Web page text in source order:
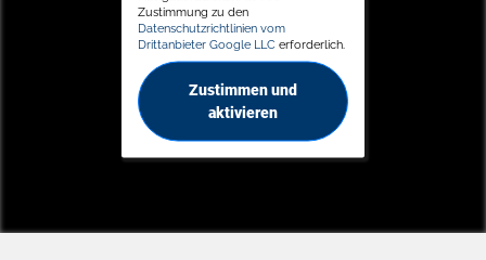
Zustimmung zu den
Datenschutzrichtlinien vom
Drittanbieter Google LLC erforderlich.
Zustimmen und
aktivieren